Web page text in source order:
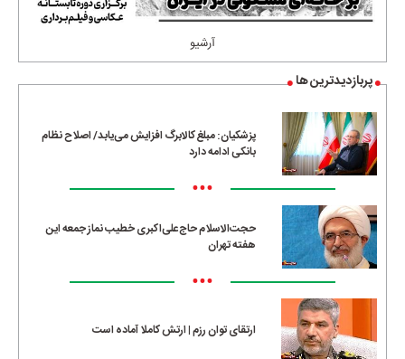
آرشیو
پربازدیدترین ها
پزشکیان: مبلغ کالابرگ افزایش می‌یابد/ اصلاح نظام
بانکی ادامه دارد
•••
حجت‌الاسلام حاج‌علی‌اکبری خطیب نماز جمعه این
هفته تهران
•••
ارتقای توان رزم | ارتش کاملا آماده است